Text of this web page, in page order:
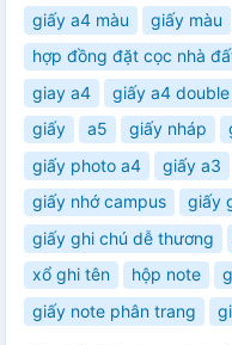
giấy a4 màu giấy màu
hợp đồng đặt cọc nhà
giay a4
giấy a4 double
giấy
a5 giấy nháp
giấy photo a4
giấy a3
giấy nhớ campus
giấy
giấy ghi chú dễ thương
xổ ghi tên
hộp note
giấy note phân trang